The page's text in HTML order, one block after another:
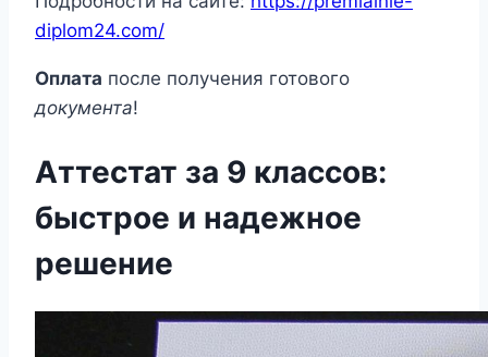
diplom24.com/
Оплата после получения готового
документа!
Аттестат за 9 классов:
быстрое и надежное
решение